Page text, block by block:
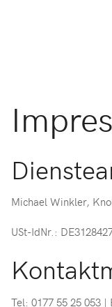
Michael Winkler,
USt-IdNr.:
Tel: 0177 55 25 053 |